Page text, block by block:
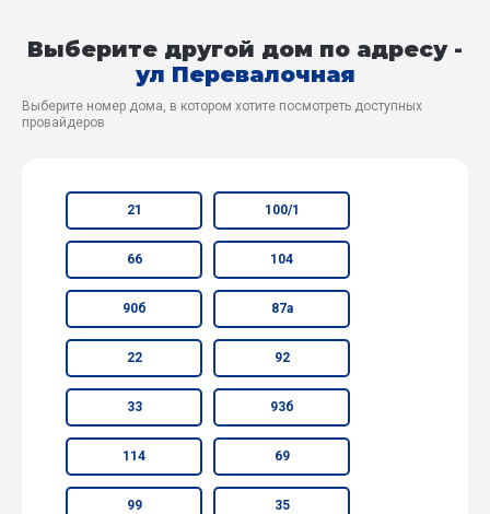
Выберите другой дом по адресу -
ул Перевалочная
Выберите номер дома, в котором хотите посмотреть доступных
провайдеров
21 100/1
66 104
90б 87а
22 92
33 93б
114 69
99 35